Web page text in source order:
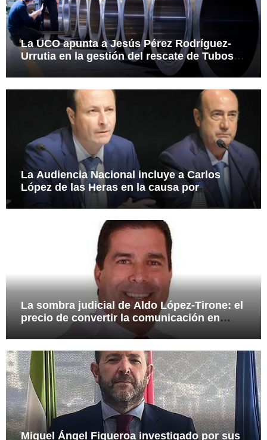
La UCO apunta a Jesús Pérez Rodríguez-
Urrutia en la gestión del rescate de Tubos
Reunidos
La Audiencia Nacional incluye a Carlos
López de las Heras en la causa por
presuntas irregularidades en el rescate de
112,8 millones a Tubos Reunidos
La sombra judicial de Aldo López-Tirone: el
precio de convertir la comunicación en
Miguel Ángel Figueroa investigado por sus